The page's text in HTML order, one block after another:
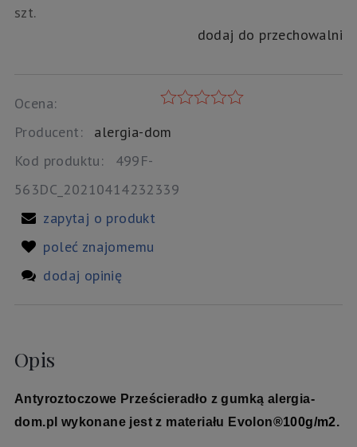
szt.
dodaj do przechowalni
Ocena:
Producent:
alergia-dom
Kod produktu:
499F-
563DC_20210414232339
zapytaj o produkt
poleć znajomemu
dodaj opinię
Opis
Antyroztoczowe Prześcieradło z gumką alergia-
dom.pl wykonane jest z materiału Evolon®100g/m2.